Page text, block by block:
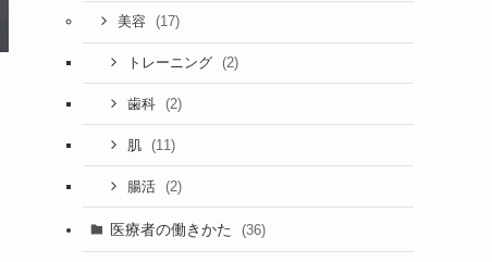
美容 (17)
トレーニング (2)
歯科 (2)
肌 (11)
腸活 (2)
医療者の働きかた (36)